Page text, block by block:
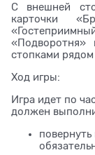
С внешней
карточки
«Подворотня»
стопками рядом
Ход игры:
Игра идет по
должен
повернуть